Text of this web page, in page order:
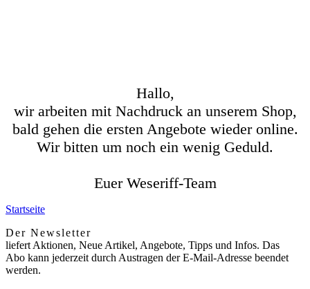
Hallo,
wir arbeiten mit Nachdruck an unserem Shop,
bald gehen die ersten Angebote wieder online.
Wir bitten um noch ein wenig Geduld.
Euer Weseriff-Team
Startseite
Der Newsletter
liefert Aktionen, Neue Artikel, Angebote, Tipps und Infos. Das
Abo kann jederzeit durch Austragen der E-Mail-Adresse beendet
werden.